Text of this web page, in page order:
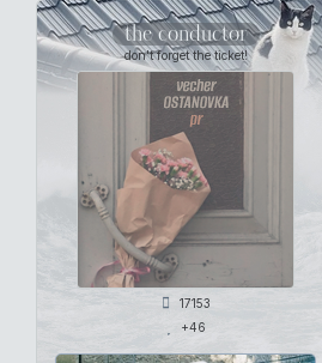
the conductor
don't forget the ticket!
17153
+46